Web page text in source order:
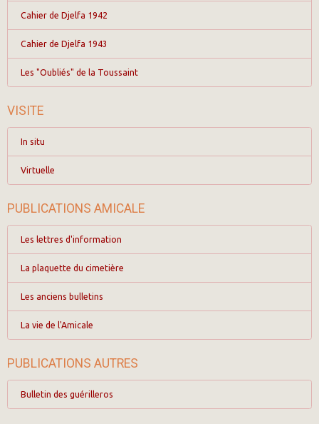
Cahier de Djelfa 1942
Cahier de Djelfa 1943
Les "Oubliés" de la Toussaint
VISITE
In situ
Virtuelle
PUBLICATIONS AMICALE
Les lettres d'information
La plaquette du cimetière
Les anciens bulletins
La vie de l'Amicale
PUBLICATIONS AUTRES
Bulletin des guérilleros